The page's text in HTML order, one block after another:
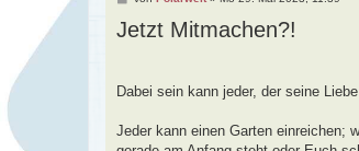
i
t
Jetzt Mitmachen?!
Dabei sein kann jeder, der seine
Jeder kann einen Garten einreichen;